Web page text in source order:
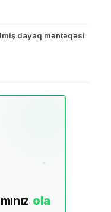
dayaq məntəqəsi
ola